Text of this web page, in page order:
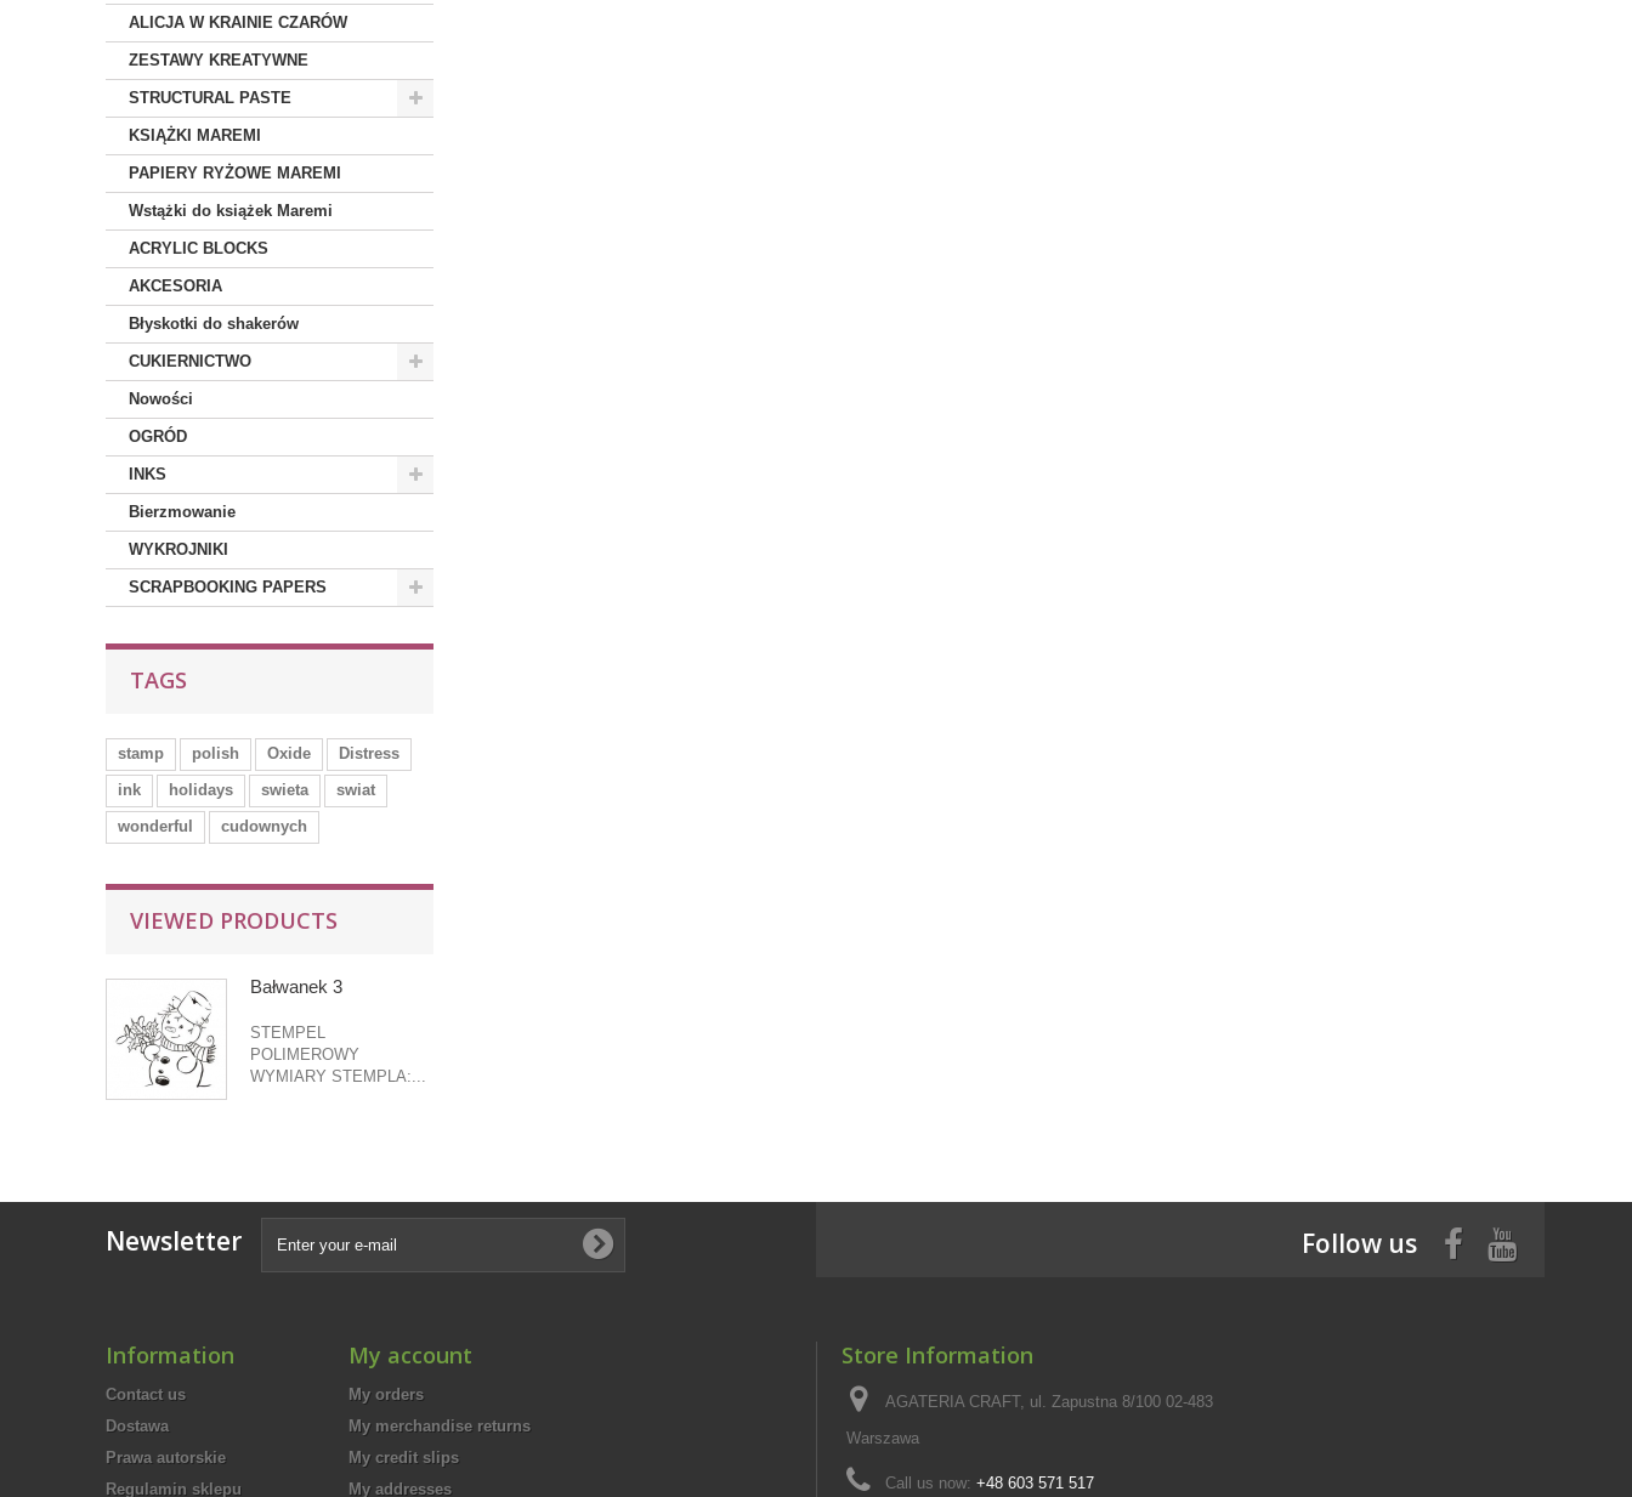
ALICJA W KRAINIE CZARÓW
ZESTAWY KREATYWNE
STRUCTURAL PASTE
KSIĄŻKI MAREMI
PAPIERY RYŻOWE MAREMI
Wstążki do książek Maremi
ACRYLIC BLOCKS
AKCESORIA
Błyskotki do shakerów
CUKIERNICTWO
Nowości
OGRÓD
INKS
Bierzmowanie
WYKROJNIKI
SCRAPBOOKING PAPERS
TAGS
stamp polish Oxide
Distress
ink
holidays swieta
swiat
wonderful
cudownych
VIEWED PRODUCTS
Bałwanek 3
STEMPEL
POLIMEROWY
WYMIARY STEMPLA:...
Newsletter Follow us
Information
Contact us
Dostawa
Prawa autorskie
Regulamin sklepu
My account
My orders
My merchandise returns
My credit slips
My addresses
Store Information
AGATERIA CRAFT, ul. Zapustna 8/100 02-483
Warszawa
Call us now: +48 603 571 517